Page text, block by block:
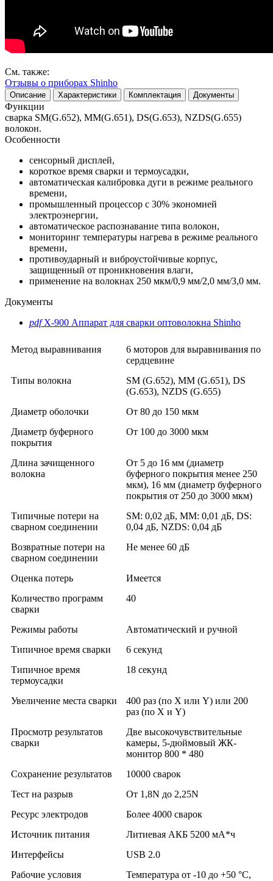
См. также:
Отзывы о приборах Shinho
Описание Характеристики Комплектация Документы
Функции
сварка SM(G.652), MM(G.651), DS(G.653), NZDS(G.655)
волокон.
Особенности
сенсорный дисплей,
короткое время сварки и термоусадки,
автоматическая калибровка дуги в режиме реального
времени,
промышленный процессор с 30% экономией
электроэнергии,
автоматическое распознавание типа волокон,
мониторинг температуры нагрева в режиме реального
времени,
противоударный и виброустойчивые корпус,
защищенный от проникновения влаги,
применение на волокнах 250 мкм/0,9 мм/2,0 мм/3,0 мм.
Документы
pdfX-900 Аппарат для сварки оптоволокна Shinho
Метод выравнивания
6 моторов для выравнивания по
сердцевине
Типы волокна
SM (G.652), MM (G.651), DS
(G.653), NZDS (G.655)
Диаметр оболочки
От 80 до 150 мкм
Диаметр буферного
покрытия
От 100 до 3000 мкм
Длина зачищенного
волокна
От 5 до 16 мм (диаметр
буферного покрытия менее 250
мкм), 16 мм (диаметр буферного
покрытия от 250 до 3000 мкм)
Типичные потери на
сварном соединении
SM: 0,02 дБ, MM: 0,01 дБ, DS:
0,04 дБ, NZDS: 0,04 дБ
Возвратные потери на
сварном соединении
Не менее 60 дБ
Оценка потерь
Имеется
Количество программ
сварки
40
Режимы работы
Автоматический и ручной
Типичное время сварки
6 секунд
Типичное время
термоусадки
18 секунд
Увеличение места сварки
400 раз (по X или Y) или 200
раз (по X и Y)
Просмотр результатов
сварки
Две высокочувствительные
камеры, 5-дюймовый ЖК-
монитор 800 * 480
Сохранение результатов
10000 сварок
Тест на разрыв
От 1,8N до 2,25N
Ресурс электродов
Более 4000 сварок
Источник питания
Литиевая АКБ 5200 мА*ч
Интерфейсы
USB 2.0
Рабочие условия
Температура от -10 до +50 °С,